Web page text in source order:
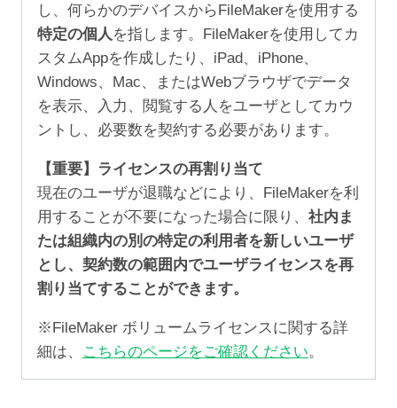
し、何らかのデバイスからFileMakerを使用する
特定の個人 を指します。FileMakerを使用してカ
スタムAppを作成したり、iPad、iPhone、
Windows、Mac、またはWebブラウザでデータ
を表示、入力、閲覧する人をユーザとしてカウ
ントし、必要数を契約する必要があります。
【重要】ライセンスの再割り当て
現在のユーザが退職などにより、FileMakerを利
用することが不要になった場合に限り、 社内ま
たは組織内の別の特定の利用者を新しいユーザ
とし、契約数の範囲内でユーザライセンスを再
割り当てすることができます。
※FileMaker ボリュームライセンスに関する詳
細は、
こちらのページをご確認ください。